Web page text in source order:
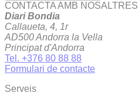
CONTACTA AMB NOSALTRES
Diari Bondia
Callaueta, 4, 1r
AD500 Andorra la Vella
Principat d'Andorra
Tel. +376 80 88 88
Formulari de contacte
Serveis